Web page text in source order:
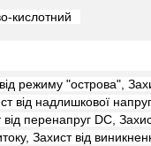
кислотний
режиму "острова",
від надлишкової
від перенапруг DC,
Захист від